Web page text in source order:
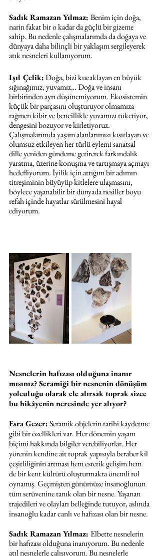
Sadık Ramazan Yılmaz: Benim için doğa,
narin fakat bir o kadar da güçlü bir gizeme
sahip. Bu nedenle çalışmalarımda da doğaya ve
dünyaya daha bilinçli bir yaklaşım sergileyerek
atık nesneleri kullanıyorum.
Işıl Çelik: Doğa, bizi kucaklayan en büyük
sığınağımız, yuvamız… Doğa ve insanı
birbirinden ayrı düşünemiyorum. Ekosistemin
küçük bir parçasını oluşturuyor olmamıza
rağmen kibir ve bencillikle yuvamızı tüketiyor,
dengesini bozuyor ve kirletiyoruz.
Çalışmalarımda yaşam alanlarımızı kısıtlayan ve
olumsuz etkileyen her türlü eylemi sanatsal
dille yeniden gündeme getirerek farkındalık
yaratma, üzerine konuşma ve tartışmaya açmayı
hedefliyorum. İyilik için attığım bir adımın
titreşiminin büyüyüp kitlelere ulaşmasını,
böylece yaşanabilir bir dünyada nesiller boyu
refah içinde hayatlar sürülmesini hayal
ediyorum.
Nesnelerin hafızası olduğuna inanır
mısınız? Seramiği bir nesnenin dönüşüm
yolculuğu olarak ele alırsak toprak sizce
bu hikâyenin neresinde yer alıyor?
Esra Gezer: Seramik objelerin tarihi kaydetme
gibi bir özellikleri var. Her dönemin yaşam
biçimi hakkında bilgiler verebiliyorlar. Her
yörenin kendine ait toprak yapısıyla beraber kil
çeşitliliğinin artması hem estetik gelişim hem
de bir kent kültürü oluşturmakta önemli rol
oynamış. Geçmişten günümüze insanoğlunun
tüm serüvenine tanık olan bir nesne. Yaşanan
trajedileri ve olayları belleğinde tutuyor, aslında
insanoğlu kadar canlı ve hafızası olan bir nesne.
Sadık Ramazan Yılmaz: Elbette nesnelerin
bir hafızası olduğuna inanıyorum. Bu nedenle
atıl nesnelerle çalışıyorum. Bu nesnelerle